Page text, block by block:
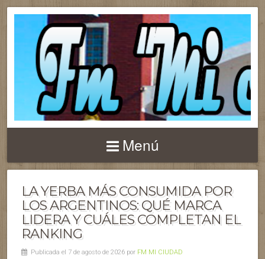
Menú
LA YERBA MÁS CONSUMIDA POR
LOS ARGENTINOS: QUÉ MARCA
LIDERA Y CUÁLES COMPLETAN EL
RANKING
Publicada el 7 de agosto de 2026 por FM MI CIUDAD